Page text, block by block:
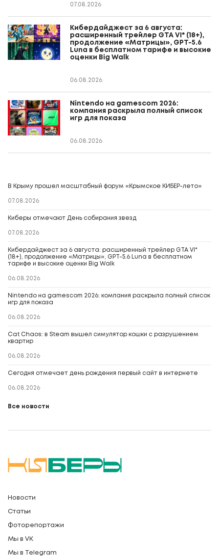
07.08.2026
Кибердайджест за 6 августа:
расширенный трейлер GTA VI* (18+),
продолжение «Матрицы», GPT-5.6
Luna в бесплатном тарифе и высокие
оценки Big Walk
06.08.2026
Nintendo на gamescom 2026:
компания раскрыла полный список
игр для показа
06.08.2026
В Крыму прошел масштабный форум «Крымское КИБЕР-лето»
07.08.2026
Киберы отмечают День собирания звезд
07.08.2026
Кибердайджест за 6 августа: расширенный трейлер GTA VI*
(18+), продолжение «Матрицы», GPT-5.6 Luna в бесплатном
тарифе и высокие оценки Big Walk
06.08.2026
Nintendo на gamescom 2026: компания раскрыла полный список
игр для показа
06.08.2026
Cat Chaos: в Steam вышел симулятор кошки с разрушением
квартир
06.08.2026
Сегодня отмечает день рождения первый сайт в интернете
06.08.2026
Все новости
Новости
Статьи
Фоторепортажи
Мы в VK
Мы в Telegram